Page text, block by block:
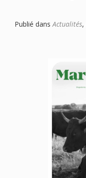
Publié dans Actualités,